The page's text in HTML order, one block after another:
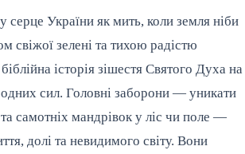
серце України як мить, коли земля ніби
свіжої зелені та тихою радістю
історія зішестя Святого Духа на
сил. Головні заборони — уникати
самотніх мандрівок у ліс чи поле —
долі та невидимого світу. Вони